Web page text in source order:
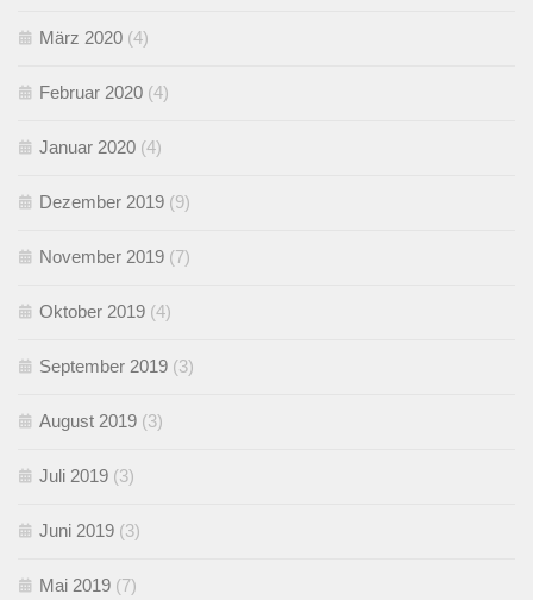
März 2020 (4)
Februar 2020 (4)
Januar 2020 (4)
Dezember 2019 (9)
November 2019 (7)
Oktober 2019 (4)
September 2019 (3)
August 2019 (3)
Juli 2019 (3)
Juni 2019 (3)
Mai 2019 (7)